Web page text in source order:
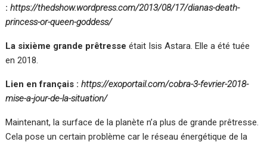
: https://thedshow.wordpress.com/2013/08/17/dianas-death-
princess-or-queen-goddess/
La sixième grande prêtresse était Isis Astara. Elle a été tuée
en 2018.
Lien en français : https://exoportail.com/cobra-3-fevrier-2018-
mise-a-jour-de-la-situation/
Maintenant, la surface de la planète n’a plus de grande prêtresse.
Cela pose un certain problème car le réseau énergétique de la